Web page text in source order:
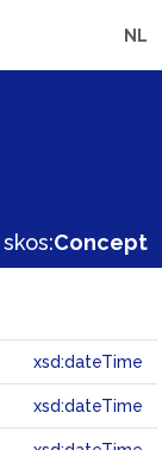
NL
skos:Concept
xsd:dateTime
xsd:dateTime